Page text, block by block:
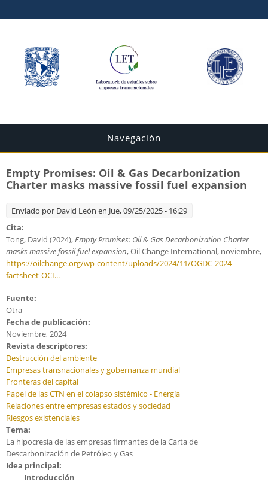
Navegación
Empty Promises: Oil & Gas Decarbonization
Charter masks massive fossil fuel expansion
Enviado por David León en Jue, 09/25/2025 - 16:29
Cita:
Tong, David (2024),Empty Promises: Oil & Gas Decarbonization Charter
masks massive fossil fuel expansion, Oil Change International, noviembre,
https://oilchange.org/wp-content/uploads/2024/11/OGDC-2024-
factsheet-OCI...
Fuente:
Otra
Fecha de publicación:
Noviembre, 2024
Revista descriptores:
Destrucción del ambiente
Empresas transnacionales y gobernanza mundial
Fronteras del capital
Papel de las CTN en el colapso sistémico - Energía
Relaciones entre empresas estados y sociedad
Riesgos existenciales
Tema:
La hipocresía de las empresas firmantes de la Carta de
Descarbonización de Petróleo y Gas
Idea principal:
Introducción